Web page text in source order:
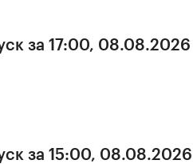
за 17:00, 08.08.2026
за 15:00, 08.08.2026